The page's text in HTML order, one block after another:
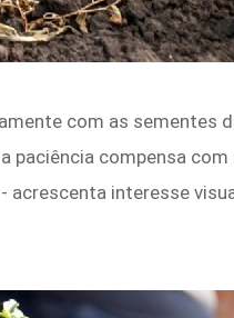
com as sementes
paciência compensa
acrescenta interesse